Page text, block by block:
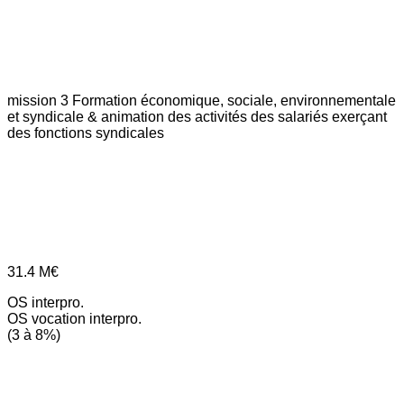
mission 3 Formation économique, sociale, environnementale
et syndicale & animation des activités des salariés exerçant
des fonctions syndicales
31.4 M€
OS interpro.
OS vocation interpro.
(3 à 8%)